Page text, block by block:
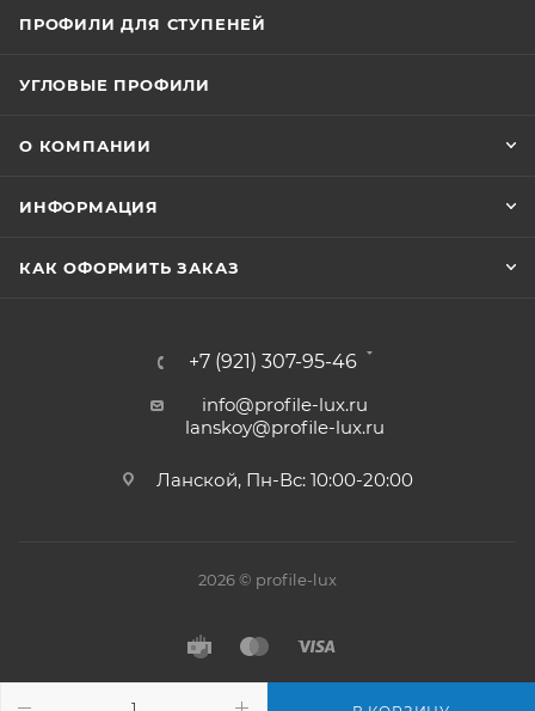
ПРОФИЛИ ДЛЯ СТУПЕНЕЙ
УГЛОВЫЕ ПРОФИЛИ
О КОМПАНИИ
ИНФОРМАЦИЯ
КАК ОФОРМИТЬ ЗАКАЗ
+7 (921) 307-95-46
info@profile-lux.ru
lanskoy@profile-lux.ru
Ланской, Пн-Вс: 10:00-20:00
2026 © profile-lux